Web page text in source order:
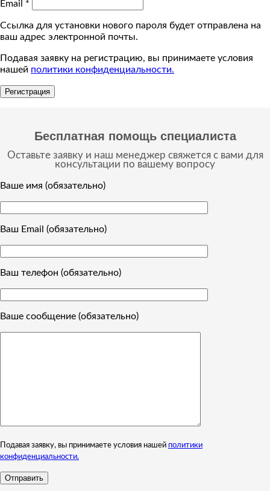
Email *
Ссылка для установки нового пароля будет отправлена ​​на
ваш адрес электронной почты.
Подавая заявку на регистрацию, вы принимаете условия
нашей политики конфиденциальности.
Регистрация
Бесплатная помощь специалиста
Оставьте заявку и наш менеджер свяжется с вами для
консультации по вашему вопросу
Ваше имя (обязательно)
Ваш Email (обязательно)
Ваш телефон (обязательно)
Ваше сообщение (обязательно)
Подавая заявку, вы принимаете условия нашей политики
конфиденциальности.